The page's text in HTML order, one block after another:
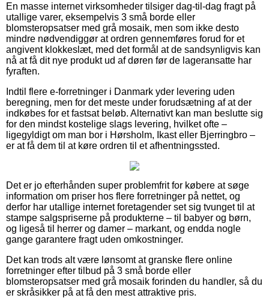
En masse internet virksomheder tilsiger dag-til-dag fragt på
utallige varer, eksempelvis 3 små borde eller
blomsteropsatser med grå mosaik, men som ikke desto
mindre nødvendiggør at ordren gennemføres forud for et
angivent klokkeslæt, med det formål at de sandsynligvis kan
nå at få dit nye produkt ud af døren før de lageransatte har
fyraften.
Indtil flere e-forretninger i Danmark yder levering uden
beregning, men for det meste under forudsætning af at der
indkøbes for et fastsat beløb. Alternativt kan man beslutte sig
for den mindst kostelige slags levering, hvilket ofte –
ligegyldigt om man bor i Hørsholm, Ikast eller Bjerringbro –
er at få dem til at køre ordren til et afhentningssted.
Det er jo efterhånden super problemfrit for købere at søge
information om priser hos flere forretninger på nettet, og
derfor har utallige internet foretagender set sig tvunget til at
stampe salgspriserne på produkterne – til babyer og børn,
og ligeså til herrer og damer – markant, og endda nogle
gange garantere fragt uden omkostninger.
Det kan trods alt være lønsomt at granske flere online
forretninger efter tilbud på 3 små borde eller
blomsteropsatser med grå mosaik forinden du handler, så du
er skråsikker på at få den mest attraktive pris.